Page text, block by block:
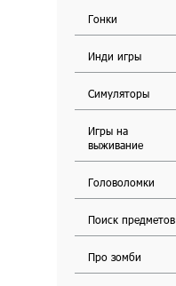
Гонки
Инди игры
Симуляторы
Игры на
выживание
Головоломки
Поиск предметов
Про зомби